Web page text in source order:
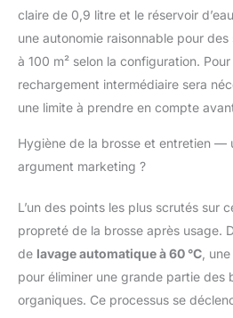
brosse
propre
dans le
dans
lavage
dents
une
de
AWH10
claire de 0,9 litre et le réservoir
une autonomie raisonnable pour des
à 100 m² selon la configuration.
rechargement intermédiaire sera
une limite à prendre en compte
Hygiène de la brosse et entretien —
argument marketing ?
L’un des points les plus scrutés sur
propreté de la brosse après usage.
de lavage automatique à 60 °C ,
pour éliminer une grande partie des
organiques. Ce processus se